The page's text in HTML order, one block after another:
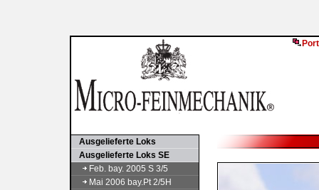
Ausgelieferte Loks
Ausgelieferte Loks SE
Feb. bay. 2005 S 3/5
Mai 2006 bay.Pt 2/5H